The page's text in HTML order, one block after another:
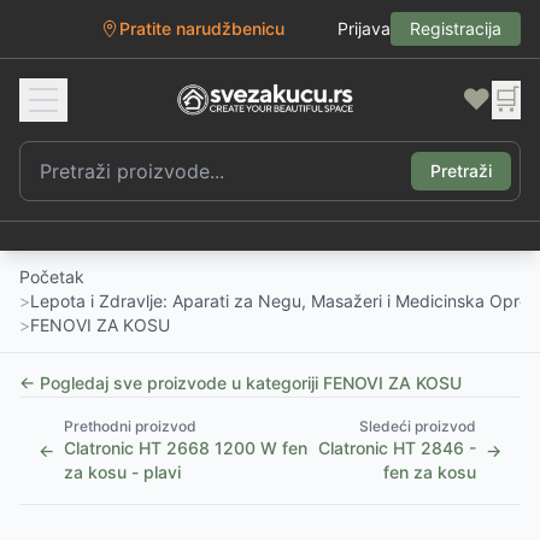
Pratite narudžbenicu Prijava Registracija
❤️ 🛒
Pretraži
Početak
>Lepota i Zdravlje: Aparati za Negu, Masažeri i Medicinska
>FENOVI ZA KOSU
← Pogledaj sve proizvode u kategoriji FENOVI ZA KOSU
←
Prethodni proizvod
Clatronic HT 2668 1200 W fen
za kosu - plavi
Sledeći proizvod
Clatronic HT 2846 -
fen za kosu
→